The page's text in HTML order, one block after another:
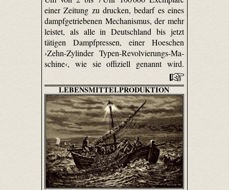
einer Zeitung zu drucken, bedarf es eines
dampfgetriebenen Mechanismus, der mehr
leistet, als alle in Deutschland bis jetzt
tätigen Dampfpressen, einer Hoeschen
›Zehn-Zy­linder Typen-Re­vol­vie­rungs-Ma­
schi­ne‹, wie sie offiziell genannt wird.
LEBENSMITTELPRODUKTION